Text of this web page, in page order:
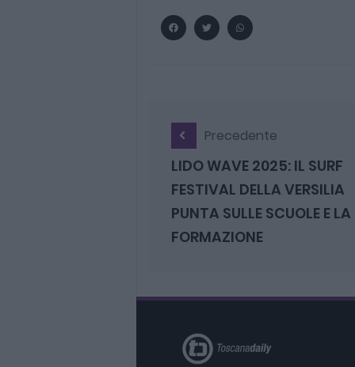
Precedente
LIDO WAVE 2025: IL SURF
FESTIVAL DELLA VERSILIA
PUNTA SULLE SCUOLE E LA
FORMAZIONE